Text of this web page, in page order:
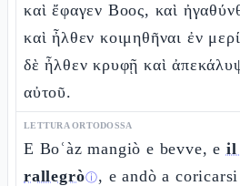
καὶ ἔφαγεν Βοος, καὶ
καὶ ἦλθεν κοιμηθῆναι ἐν
δὲ ἦλθεν κρυφῇ καὶ
αὐτοῦ.
LETTURA ORTODOSSA
E Boʿàz mangiò e bevve, e il
rallegròⓘ, e andò a